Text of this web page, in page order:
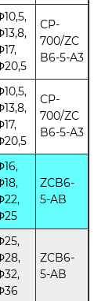
CP-
700/ZC
B6-5-A3
CP-
700/ZC
B6-5-A3
ZCB6-
5-AB
ZCB6-
5-AB